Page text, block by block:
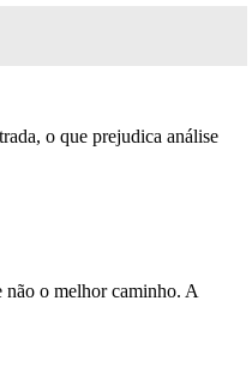
o que prejudica análise
não o melhor caminho. A